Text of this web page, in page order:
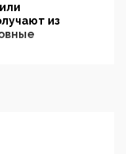
из